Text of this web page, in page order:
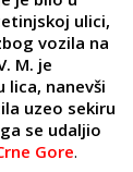
ulici,
vozila na
M. je
lica, nanevši
uzeo sekiru
se udaljio
Gore.